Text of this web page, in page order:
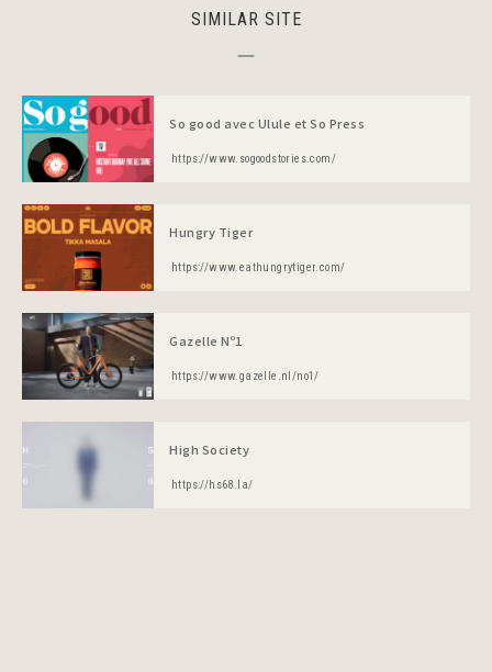
SIMILAR SITE
So good avec Ulule et So Press
https://www.sogoodstories.com/
Hungry Tiger
https://www.eathungrytiger.com/
Gazelle Nº1
https://www.gazelle.nl/no1/
High Society
https://hs68.la/